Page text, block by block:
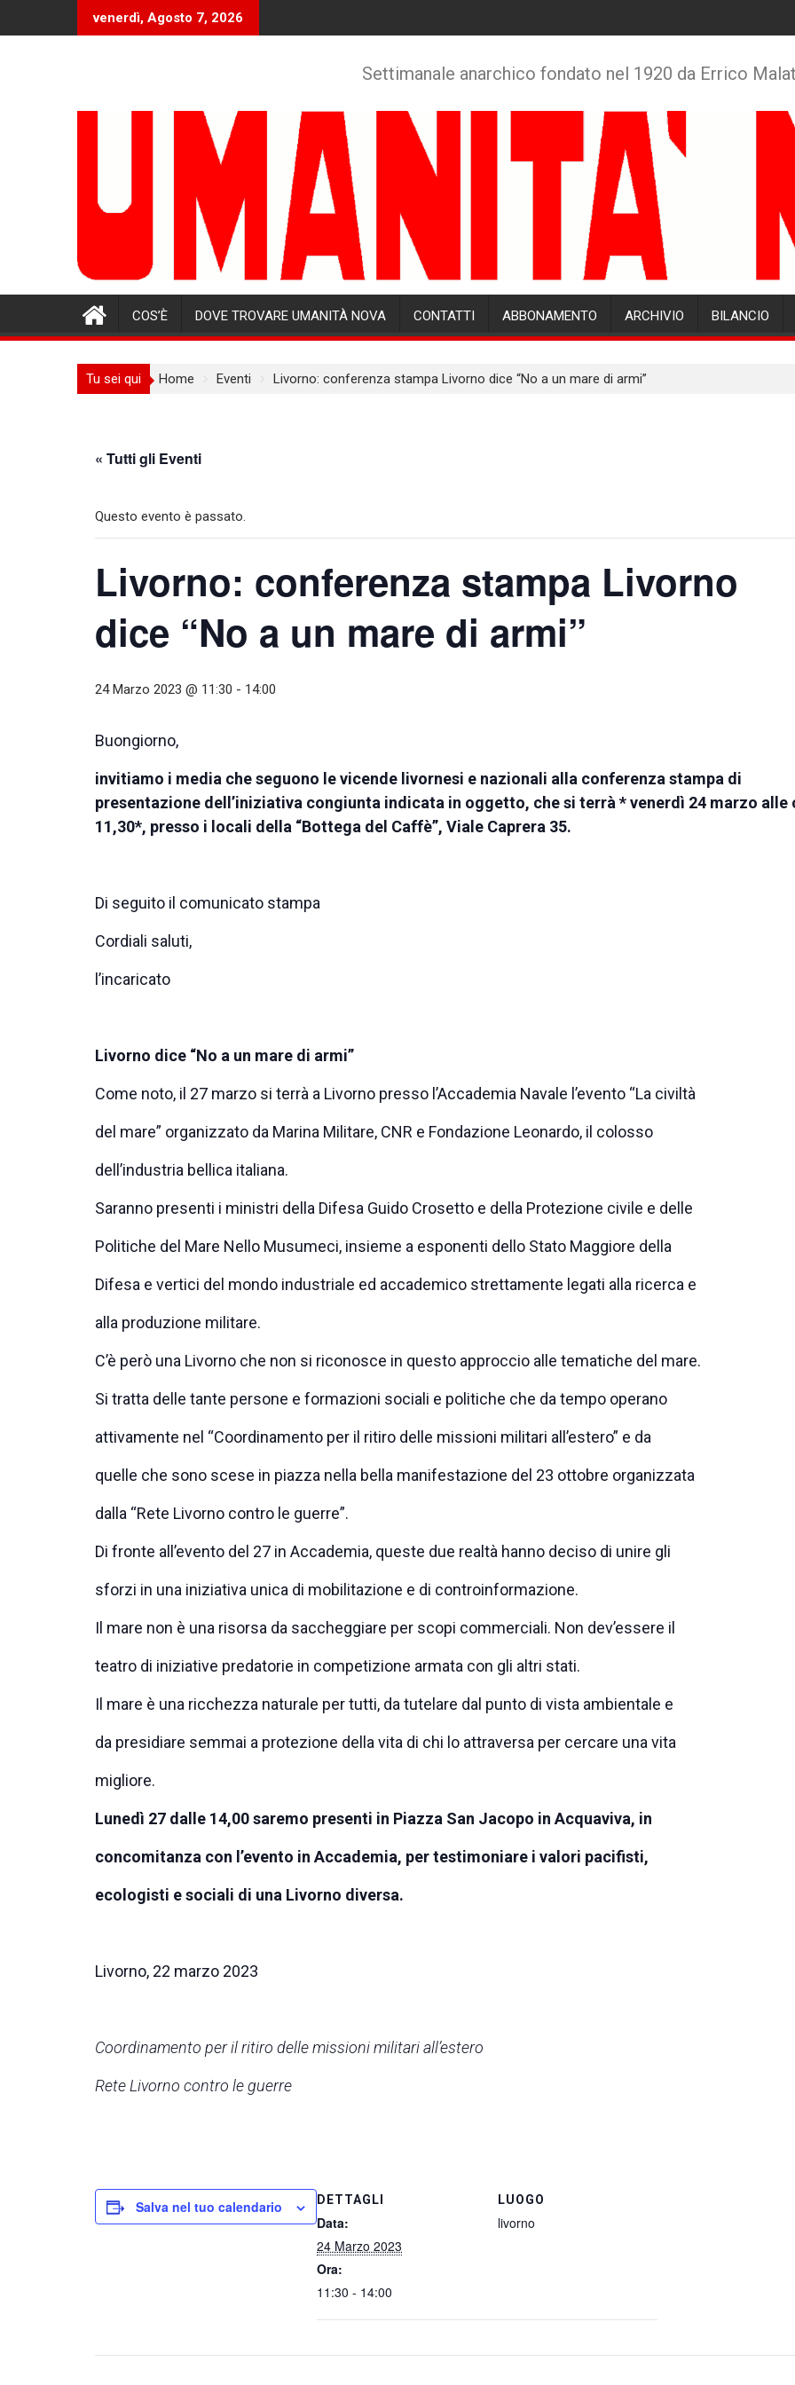
venerdì, Agosto 7, 2026
Settimanale anarchico fondato nel 1920 da Errico
COS’È DOVE TROVARE UMANITÀ NOVA CONTATTI ABBONAMENTO ARCHIVIO BILANCIO
Tu sei qui Home Eventi Livorno: conferenza stampa Livorno dice “No a un mare di armi”
« Tutti gli Eventi
Questo evento è passato.
Livorno: conferenza stampa Livorno
dice “No a un mare di armi”
24 Marzo 2023 @ 11:30 - 14:00
Buongiorno,
invitiamo i media che seguono le vicende livornesi e nazionali alla conferenza stampa di
presentazione dell’iniziativa congiunta indicata in oggetto, che si terrà * venerdì 24 marzo alle
11,30*, presso i locali della “Bottega del Caffè”, Viale Caprera 35.
Di seguito il comunicato stampa
Cordiali saluti,
l’incaricato
Livorno dice “No a un mare di armi”
Come noto, il 27 marzo si terrà a Livorno presso l’Accademia Navale l’evento “La civiltà
del mare” organizzato da Marina Militare, CNR e Fondazione Leonardo, il colosso
dell’industria bellica italiana.
Saranno presenti i ministri della Difesa Guido Crosetto e della Protezione civile e delle
Politiche del Mare Nello Musumeci, insieme a esponenti dello Stato Maggiore della
Difesa e vertici del mondo industriale ed accademico strettamente legati alla ricerca e
alla produzione militare.
C’è però una Livorno che non si riconosce in questo approccio alle tematiche del mare.
Si tratta delle tante persone e formazioni sociali e politiche che da tempo operano
attivamente nel “Coordinamento per il ritiro delle missioni militari all’estero” e da
quelle che sono scese in piazza nella bella manifestazione del 23 ottobre organizzata
dalla “Rete Livorno contro le guerre”.
Di fronte all’evento del 27 in Accademia, queste due realtà hanno deciso di unire gli
sforzi in una iniziativa unica di mobilitazione e di controinformazione.
Il mare non è una risorsa da saccheggiare per scopi commerciali. Non dev’essere il
teatro di iniziative predatorie in competizione armata con gli altri stati.
Il mare è una ricchezza naturale per tutti, da tutelare dal punto di vista ambientale e
da presidiare semmai a protezione della vita di chi lo attraversa per cercare una vita
migliore.
Lunedì 27 dalle 14,00 saremo presenti in Piazza San Jacopo in Acquaviva, in
concomitanza con l’evento in Accademia, per testimoniare i valori pacifisti,
ecologisti e sociali di una Livorno diversa.
Livorno, 22 marzo 2023
Coordinamento per il ritiro delle missioni militari all’estero
Rete Livorno contro le guerre
Salva nel tuo calendario DETTAGLI
Data:
24 Marzo 2023
Ora:
11:30 - 14:00
LUOGO
livorno